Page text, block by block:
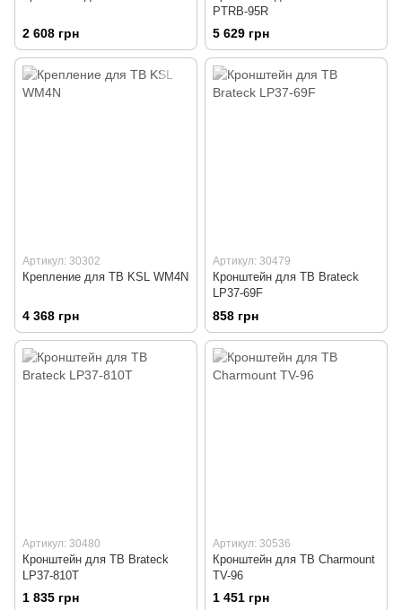
2 608 грн
PTRB-95R
5 629 грн
Артикул: 30302
Крепление для ТВ KSL WM4N
4 368 грн
Артикул: 30479
Кронштейн для ТВ Brateck
LP37-69F
858 грн
Артикул: 30480
Кронштейн для ТВ Brateck
LP37-810T
1 835 грн
Артикул: 30536
Кронштейн для ТВ Charmount
TV-96
1 451 грн